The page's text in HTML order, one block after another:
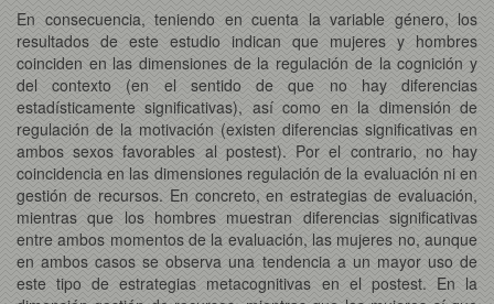
En consecuencia, teniendo en cuenta la variable género, los
resultados de este estudio indican que mujeres y hombres
coinciden en las dimensiones de la regulación de la cognición y
del contexto (en el sentido de que no hay diferencias
estadísticamente significativas), así como en la dimensión de
regulación de la motivación (existen diferencias significativas en
ambos sexos favorables al postest). Por el contrario, no hay
coincidencia en las dimensiones regulación de la evaluación ni en
gestión de recursos. En concreto, en estrategias de evaluación,
mientras que los hombres muestran diferencias significativas
entre ambos momentos de la evaluación, las mujeres no, aunque
en ambos casos se observa una tendencia a un mayor uso de
este tipo de estrategias metacognitivas en el postest. En la